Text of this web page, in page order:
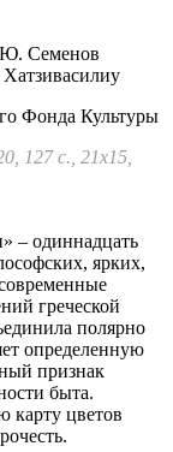
Ю. Семенов
Фонда Культуры
127 с., 21х15,
– одиннадцать
ярких,
греческой
полярно
определенную
признак
быта.
карту цветов